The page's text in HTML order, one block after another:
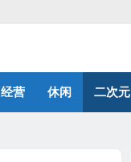
经营 休闲 二次元